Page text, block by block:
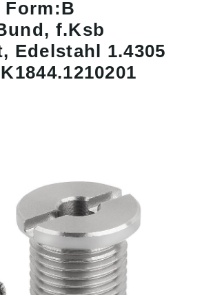
Form:B
f.Ksb
Edelstahl 1.4305